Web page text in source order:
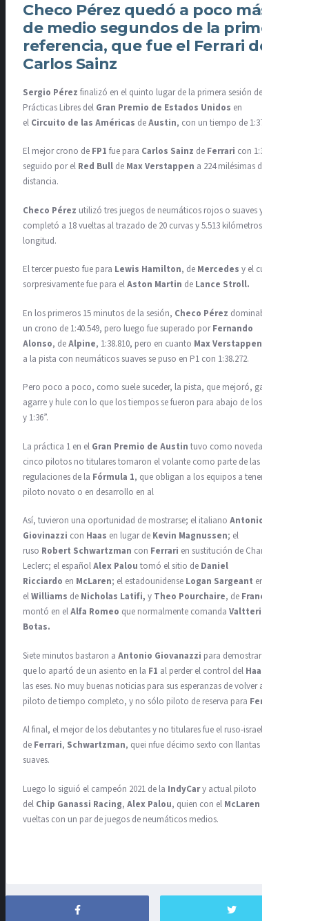
Checo Pérez quedó a poco más
de medio segundos de la primera
referencia, que fue el Ferrari de
Carlos Sainz
Sergio Pérez finalizó en el quinto lugar de la primera sesión de
Prácticas Libres del Gran Premio de Estados Unidos en
el Circuito de las Américas deAustin, con un tiempo de 1:37.515.
El mejor crono de FP1 fue para Carlos Sainz de Ferrari con 1:36.857,
seguido por el Red Bull de Max Verstappen a 224 milésimas de
distancia.
Checo Pérez utilizó tres juegos de neumáticos rojos o suaves y
completó a 18 vueltas al trazado de 20 curvas y 5.513 kilómetros de
longitud.
El tercer puesto fue para Lewis Hamilton, de Mercedes y el cuarto,
sorpresivamente fue para elAston Martin de Lance Stroll.
En los primeros 15 minutos de la sesión, Checo Pérez dominaba con
un crono de 1:40.549, pero luego fue superado porFernando
Alonso, deAlpine, 1:38.810, pero en cuanto Max Verstappen
a la pista con neumáticos suaves se puso en P1 con 1:38.272.
Pero poco a poco, como suele suceder, la pista, que mejoró, ganó
agarre y hule con lo que los tiempos se fueron para abajo de los 1:37”
y 1:36”.
La práctica 1 en el Gran Premio de Austin tuvo como novedad que
cinco pilotos no titulares tomaron el volante como parte de las
regulaciones de la Fórmula 1, que obligan a los equipos a tener un
piloto novato o en desarrollo en al
Así, tuvieron una oportunidad de mostrarse; el italiano Antonio
Giovinazzi con Haas en lugar de Kevin Magnussen; el
ruso Robert Schwartzman con Ferrari en sustitución de Charles
Leclerc; el españolAlex Palou tomó el sitio de Daniel
Ricciardo en McLaren; el estadounidense Logan Sargeant en
elWilliams de Nicholas Latifi, y Theo Pourchaire, de Francia
montó en elAlfa Romeo que normalmente comanda Valtteri
Botas.
Siete minutos bastaron a Antonio Giovanazzi para demostrar lo
que lo apartó de un asiento en la F1 al perder el control del Haas
las eses. No muy buenas noticias para sus esperanzas de volver a ser
piloto de tiempo completo, y no sólo piloto de reserva para Ferrari
Al final, el mejor de los debutantes y no titulares fue el ruso-israelí
de Ferrari, Schwartzman, quei nfue décimo sexto con llantas
suaves.
Luego lo siguió el campeón 2021 de la IndyCary actual piloto
del Chip Ganassi Racing, Alex Palou, quien con el McLaren
vueltas con un par de juegos de neumáticos medios.